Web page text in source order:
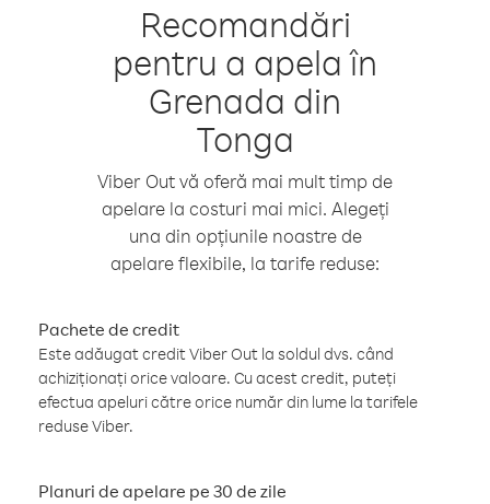
Recomandări
pentru a apela în
Grenada din
Tonga
Viber Out vă oferă mai mult timp de
apelare la costuri mai mici. Alegeți
una din opțiunile noastre de
apelare flexibile, la tarife reduse:
Pachete de credit
Este adăugat credit Viber Out la soldul dvs. când
achiziționați orice valoare. Cu acest credit, puteți
efectua apeluri către orice număr din lume la tarifele
reduse Viber.
Planuri de apelare pe 30 de zile